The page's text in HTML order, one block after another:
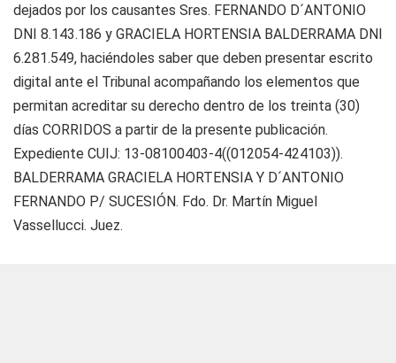
dejados por los causantes Sres. FERNANDO D´ANTONIO
DNI 8.143.186 y GRACIELA HORTENSIA BALDERRAMA DNI
6.281.549, haciéndoles saber que deben presentar escrito
digital ante el Tribunal acompañando los elementos que
permitan acreditar su derecho dentro de los treinta (30)
días CORRIDOS a partir de la presente publicación.
Expediente CUIJ: 13-08100403-4((012054-424103)).
BALDERRAMA GRACIELA HORTENSIA Y D´ANTONIO
FERNANDO P/ SUCESIÓN. Fdo. Dr. Martín Miguel
Vassellucci. Juez.